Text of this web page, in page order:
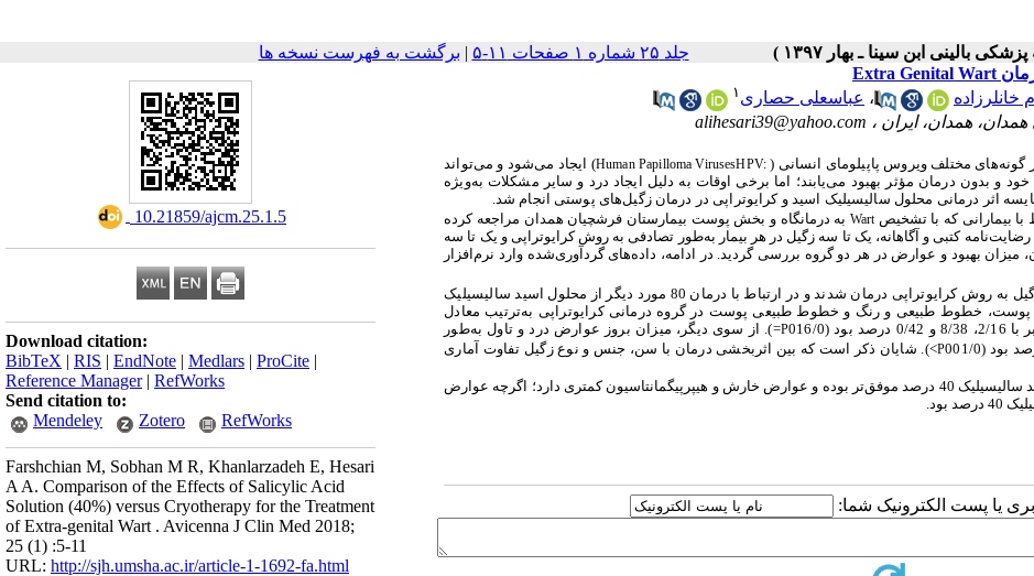
جلد ۲۵ شماره ۱ صفحات ۱۱-۵ | برگشت به فهرست نسخه ها
‎ 10.21859/ajcm.25.1.5
Download citation:
BibTeX | RIS | EndNote | Medlars | ProCite |
Reference Manager| RefWorks
Send citation to:
Mendeley
Zotero RefWorks
Farshchian M, Sobhan M R, Khanlarzadeh E, Hesari
A A. Comparison of the Effects of Salicylic Acid
Solution (40%) versus Cryotherapy for the Treatment
of Extra-genital Wart . Avicenna J Clin Med 2018;
25 (1) :5-11
URL: http://sjh.umsha.ac.ir/article-1-1692-fa.html
خانلرزاده ، عباسعلی حصاری ۱
alihesari39@yahoo.com
مختلف ویروس پاپیلومای انسانی (
HPV:
Human Papilloma Viruses
) ایجاد می‌شود و میتواند
و بدون درمان مؤثر بهبود می‌یابند؛ اما برخی اوقات به دلیل ایجاد درد و سایر مشکلات به‌ویژه
اثر درمانی محلول سالیسیلیک اسید و کرایوتراپی در درمان زگیل‌های پوستی انجام شد.
با بیمارانی که با تشخیص Wart به درمانگاه و بخش پوست بیمارستان فرشچیان همدان مراجعه کرده
کتبی و آگاهانه، یک تا سه زگیل در هر بیمار به‌طور تصادفی به روش کرایوتراپی و یک تا سه
در ادامه، داده‌های گردآوری‌شده وارد نرم‌افزار
در این مطالعه در مجموع 160 زگیل مورد بررسی قرار گرفت. 80 زگیل به روش کرایوتراپی درمان شدند و در ارتباط با درمان 80 مورد دیگر از محلول اسید سالیسیلیک
پوست، خطوط طبیعی و رنگ و خطوط طبیعی پوست در گروه درمانی کرایوتراپی به‌ترتیب معادل
016/0
P
=). از سوی دیگر، میزان بروز عوارض درد و تاول به‌طور
P
<). شایان ذکر است که بین اثربخشی درمان با سن، جنس و نوع زگیل تفاوت آماری
درمان زگیل‌های پوستی به شیوه کرایوتراپی نسبت به محلول اسید سالیسیلیک 40 درصد موفق‌تر بوده و عوارض خارش و هیپرپیگمانتاسیون کمتری دارد؛ اگرچه عوارض
بود.
یا پست الکترونیک شما: